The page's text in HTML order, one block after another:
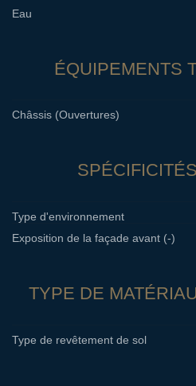
Eau
ÉQUIPEMENTS
Châssis (Ouvertures)
Type d'environnement
Exposition de la façade avant (-)
TYPE DE
Type de revêtement de sol